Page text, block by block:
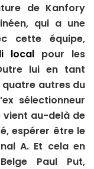
de Kanfory
qui a une
cette équipe,
localpour les
lui en tant
quatre autres du
sélectionneur
vient au-delà de
espérer être le
A. Et cela en
Paul Put,